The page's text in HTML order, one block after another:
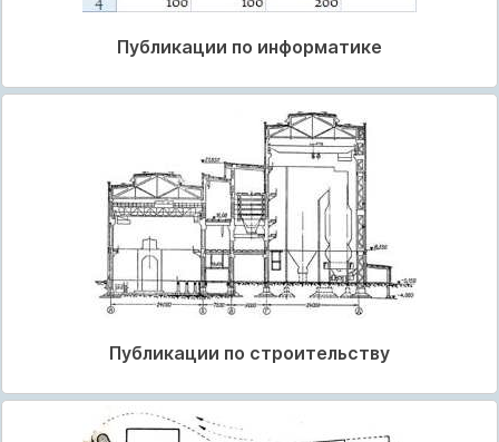
Публикации по информатике
Публикации по строительству